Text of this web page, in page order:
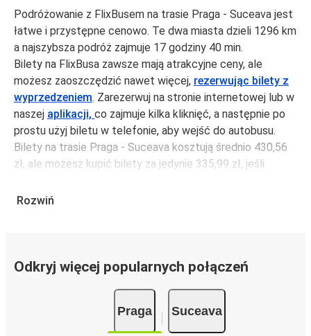
Podróżowanie z FlixBusem na trasie Praga - Suceava jest
łatwe i przystępne cenowo. Te dwa miasta dzieli 1296 km
a najszybsza podróż zajmuje 17 godziny 40 min.
Bilety na FlixBusa zawsze mają atrakcyjne ceny, ale
możesz zaoszczędzić nawet więcej, rezerwując bilety z
wyprzedzeniem. Zarezerwuj na stronie internetowej lub w
naszej aplikacji, co zajmuje kilka kliknięć, a następnie po
prostu użyj biletu w telefonie, aby wejść do autobusu.
Bilety na trasie Praga - Suceava kosztują średnio 430,56
zł, ale możesz kupić bilety za jedynie 335,99 zł, jeśli
unikając weekendów i świąt. Aby podróżować szybko,
ma mniejszy wpływ na środowisko
niż podróż samochodem czy samolotem. Stale pracujemy
Rozwiń
Odkryj więcej popularnych połączeń
Praga Suceava